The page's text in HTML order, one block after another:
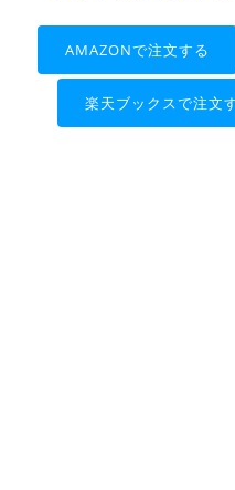
AMAZONで注文する
楽天ブックスで注文